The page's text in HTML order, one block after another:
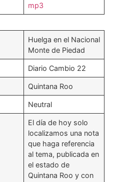
mp3
Huelga en el Nacional
Monte de Piedad
Diario Cambio 22
Quintana Roo
Neutral
El día de hoy solo
localizamos una nota
que haga referencia
al tema, publicada en
el estado de
Quintana Roo y con